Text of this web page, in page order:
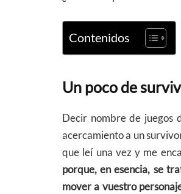
Contenidos
Un poco de
Decir nombre de juegos
acercamiento a un
que leí una vez y me
porque, en esencia, se
mover a vuestro